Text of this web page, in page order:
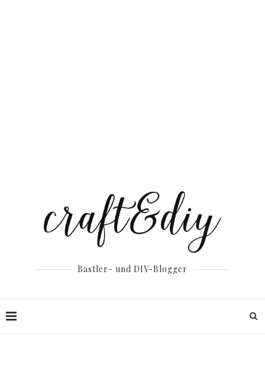
Bastler- und DIY-Blogger